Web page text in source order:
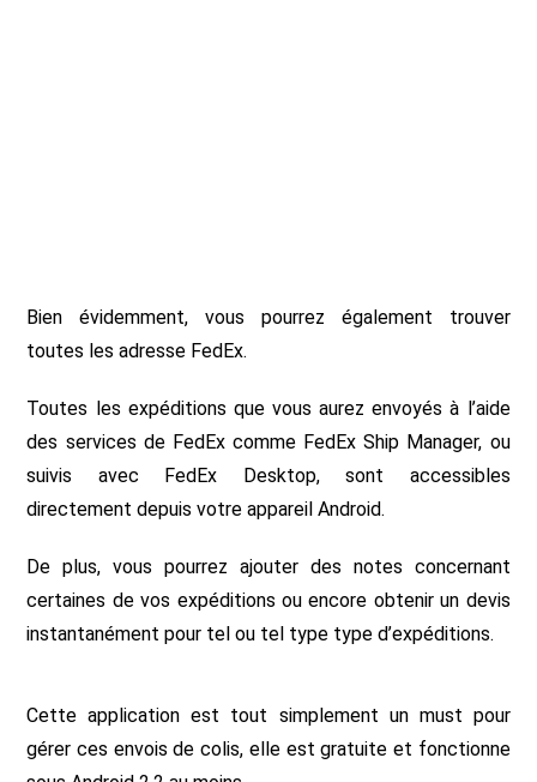
Bien évidemment, vous pourrez également trouver
toutes les adresse FedEx.
Toutes les expéditions que vous aurez envoyés à l’aide
des services de FedEx comme FedEx Ship Manager, ou
suivis avec FedEx Desktop, sont accessibles
directement depuis votre appareil Android.
De plus, vous pourrez ajouter des notes concernant
certaines de vos expéditions ou encore obtenir un devis
instantanément pour tel ou tel type type d’expéditions.
Cette application est tout simplement un must pour
gérer ces envois de colis, elle est gratuite et fonctionne